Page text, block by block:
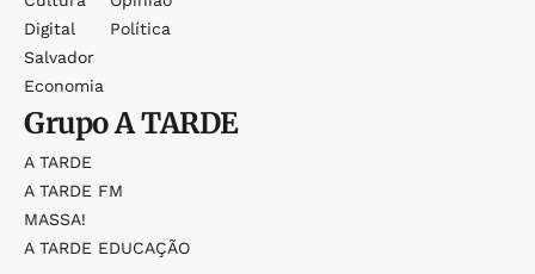
Digital
Salvador
Economia
Política
GrupoA TARDE
A TARDE
A TARDE FM
MASSA!
A TARDE EDUCAÇÃO